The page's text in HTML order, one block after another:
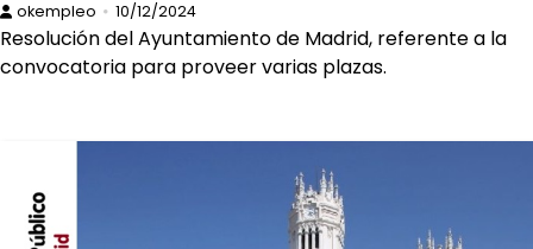
okempleo 10/12/2024
Resolución del Ayuntamiento de Madrid, referente a la
convocatoria para proveer varias plazas.